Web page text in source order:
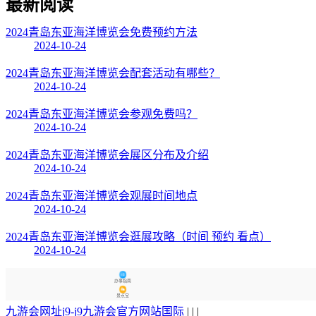
最新阅读
2024青岛东亚海洋博览会免费预约方法
2024-10-24
2024青岛东亚海洋博览会配套活动有哪些？
2024-10-24
2024青岛东亚海洋博览会参观免费吗？
2024-10-24
2024青岛东亚海洋博览会展区分布及介绍
2024-10-24
2024青岛东亚海洋博览会观展时间地点
2024-10-24
2024青岛东亚海洋博览会逛展攻略（时间 预约 看点）
2024-10-24
办事指南
景点宝
九游会网址j9-j9九游会官方网站国际 | | |